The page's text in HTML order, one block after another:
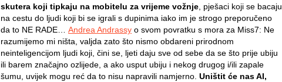
skutera koji tipkaju na mobitelu za vrijeme vožnje , pješaci koji se bacaju
na cestu do ljudi koji bi se igrali s dupinima iako im je strogo preporučeno
da to NE RADE… Andrea Andrassy o svom povratku s mora za Miss7: Ne
razumijemo mi ništa, valjda zato što nismo obdareni prirodnom
neinteligencijom ljudi koji, čini se, ljeti daju sve od sebe da se što prije ubiju
ili barem značajno ozlijede, a ako usput ubiju i nekog drugog i/ili zapale
šumu, uvijek mogu reć da to nisu napravili namjerno. Uništit će nas AI,